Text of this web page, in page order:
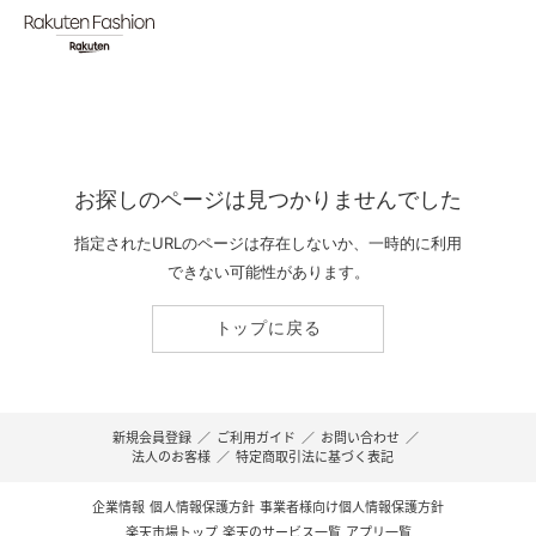
お探しのページは見つかりませんでした
指定されたURLのページは存在しないか、一時的に利用
できない可能性があります。
トップに戻る
新規会員登録 ／ ご利用ガイド ／ お問い合わせ ／
法人のお客様 ／ 特定商取引法に基づく表記
企業情報 個人情報保護方針 事業者様向け個人情報保護方針
楽天市場トップ 楽天のサービス一覧 アプリ一覧